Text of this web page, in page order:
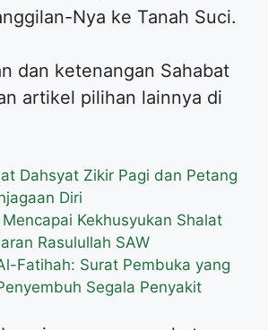
Nya ke Tanah Suci.
dan ketenangan Sahabat
artikel pilihan lainnya di
Dahsyat Zikir Pagi dan Petang
Diri
Kekhusyukan Shalat
Rasulullah SAW
Fatihah: Surat Pembuka yang
Segala Penyakit